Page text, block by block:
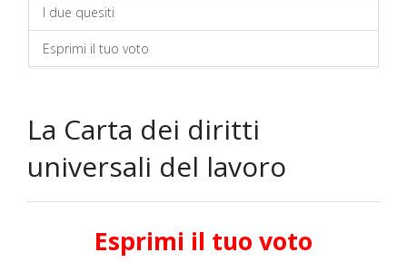
I due quesiti
Esprimi il tuo voto
La Carta dei diritti
universali del lavoro
Esprimi il tuo voto